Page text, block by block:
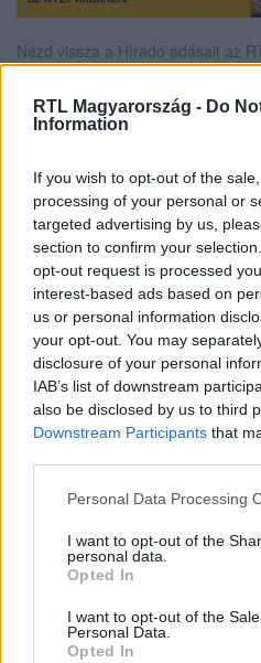
RTL Magyarország - Do
Information
If you wish to opt-out of the
processing of your personal or
targeted advertising by us,
section to confirm your
opt-out request is processed
interest-based ads based on
us or personal information
your opt-out. You may
disclosure of your personal
IAB’s list of downstream
also be disclosed by us to third
Downstream Participants that
Please note that this website/
not limited to your visit or usage
grant or deny consent to
use your data for below
consent section.
Personal Data Processing
I want to opt-out of the
personal data.
Opted In
I want to opt-out of the
Personal Data.
Opted In
Nézd vissza a Híradó adásait az